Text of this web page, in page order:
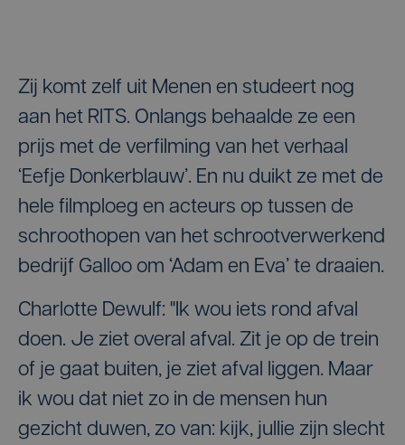
Zij komt zelf uit Menen en studeert nog
aan het RITS. Onlangs behaalde ze een
prijs met de verfilming van het verhaal
‘Eefje Donkerblauw’. En nu duikt ze met de
hele filmploeg en acteurs op tussen de
schroothopen van het schrootverwerkend
bedrijf Galloo om ‘Adam en Eva’ te draaien.
Charlotte Dewulf: "Ik wou iets rond afval
doen. Je ziet overal afval. Zit je op de trein
of je gaat buiten, je ziet afval liggen. Maar
ik wou dat niet zo in de mensen hun
gezicht duwen, zo van: kijk, jullie zijn slecht